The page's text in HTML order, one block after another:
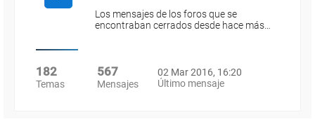
Los mensajes de los foros que se
encontraban cerrados desde hace más…
182
Temas
567
Mensajes
02 Mar 2016, 16:20
Último mensaje